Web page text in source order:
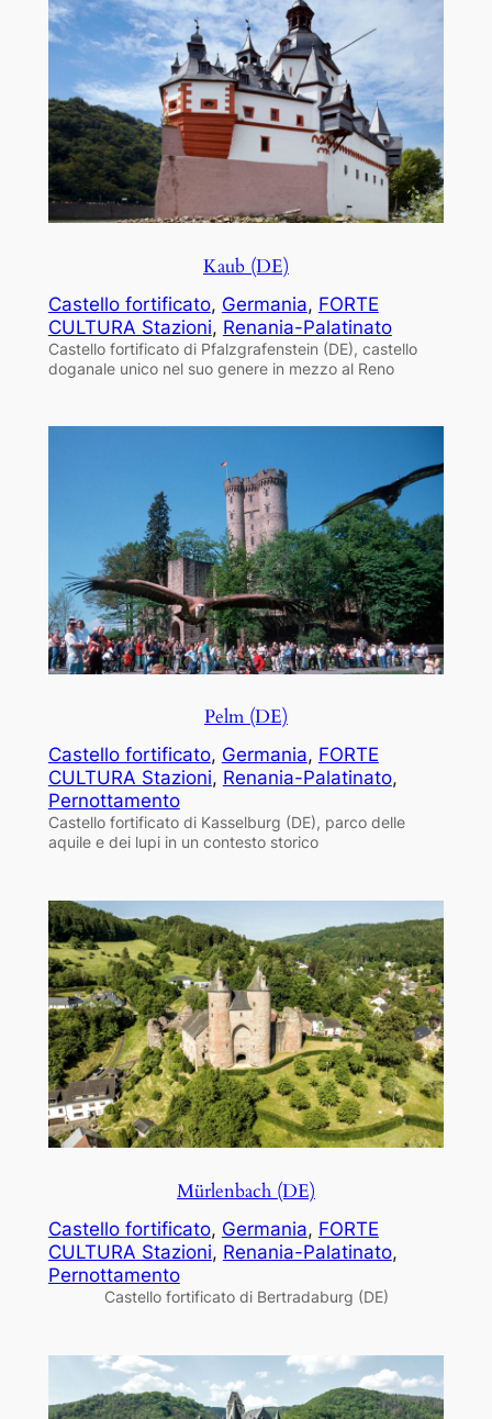
Kaub (DE)
Castello fortificato, Germania, FORTE
CULTURA Stazioni, Renania-Palatinato
Castello fortificato di Pfalzgrafenstein (DE), castello
doganale unico nel suo genere in mezzo al Reno
Pelm (DE)
Castello fortificato, Germania, FORTE
CULTURA Stazioni, Renania-Palatinato
Pernottamento
Castello fortificato di Kasselburg (DE), parco delle
aquile e dei lupi in un contesto storico
Mürlenbach (DE)
Castello fortificato, Germania, FORTE
CULTURA Stazioni, Renania-Palatinato
Pernottamento
Castello fortificato di Bertradaburg (DE)